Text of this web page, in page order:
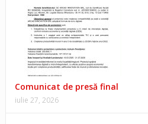
Comunicat de presă final
iulie 27, 2026